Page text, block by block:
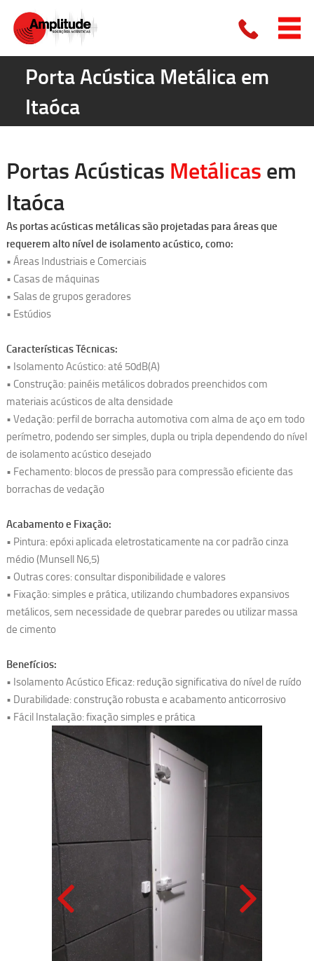
Porta Acústica Metálica em
Itaóca
Portas Acústicas Metálicas em
Itaóca
Asportas acústicas metálicassão projetadas para áreas que
requerem alto nível de isolamento acústico, como:
• Áreas Industriais e Comerciais
• Casas de máquinas
• Salas de grupos geradores
• Estúdios
Características Técnicas:
• Isolamento Acústico: até 50dB(A)
• Construção: painéis metálicos dobrados preenchidos com
materiais acústicos de alta densidade
• Vedação: perfil de borracha automotiva com alma de aço em todo
perímetro, podendo ser simples, dupla ou tripla dependendo do nível
de isolamento acústico desejado
• Fechamento: blocos de pressão para compressão eficiente das
borrachas de vedação
Acabamento e Fixação:
• Pintura: epóxi aplicada eletrostaticamente na cor padrão cinza
médio (Munsell N6,5)
• Outras cores: consultar disponibilidade e valores
• Fixação: simples e prática, utilizando chumbadores expansivos
metálicos, sem necessidade de quebrar paredes ou utilizar massa
de cimento
Benefícios:
• Isolamento Acústico Eficaz: redução significativa do nível de ruído
• Durabilidade: construção robusta e acabamento anticorrosivo
• Fácil Instalação: fixação simples e prática